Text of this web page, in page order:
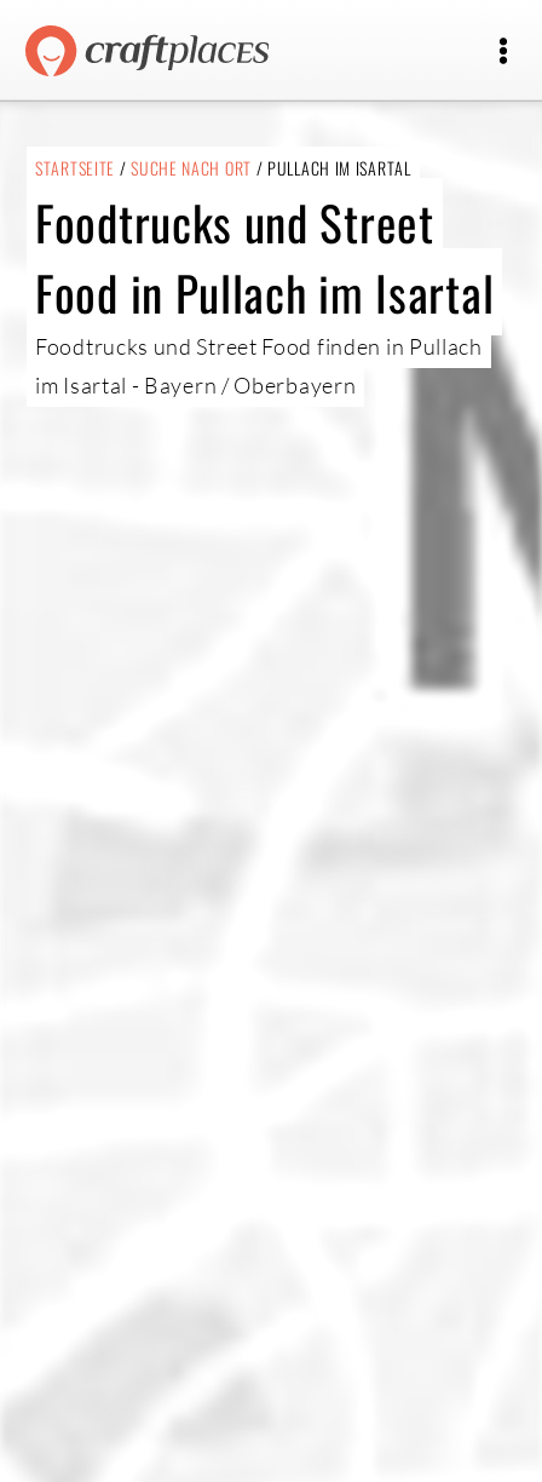
STARTSEITE /SUCHE NACH ORT / PULLACH IM ISARTAL
Foodtrucks und Street
Food in Pullach im Isartal
Foodtrucks und Street Food finden in Pullach
im Isartal - Bayern / Oberbayern